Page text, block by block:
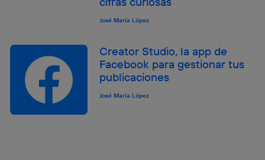
José María López
Creator Studio, la app de
Facebook para gestionar tus
publicaciones
José María López